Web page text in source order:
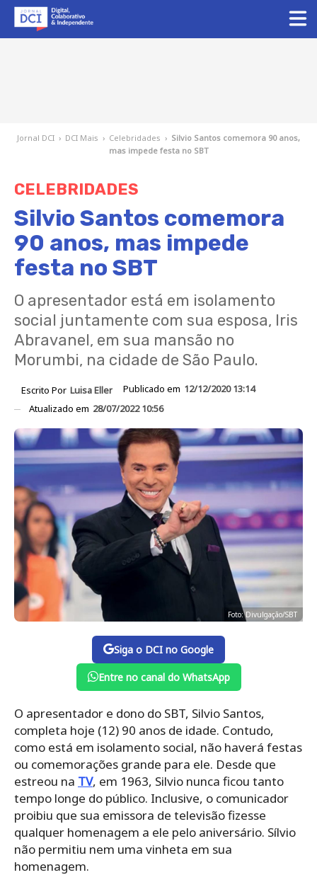
Jornal DCI › DCI Mais › Celebridades › Silvio Santos comemora 90 anos,
mas impede festa no SBT
CELEBRIDADES
Silvio Santos comemora
90 anos, mas impede
festa no SBT
O apresentador está em isolamento
social juntamente com sua esposa, Iris
Abravanel, em sua mansão no
Morumbi, na cidade de São Paulo.
Escrito Por Luisa Eller Publicado em 12/12/2020 13:14
Atualizado em 28/07/2022 10:56
Foto: Divulgação/SBT
Siga o DCI no Google
Entre no canal do WhatsApp
O apresentador e dono do SBT, Silvio Santos,
completa hoje (12) 90 anos de idade. Contudo,
como está em isolamento social, não haverá festas
ou comemorações grande para ele. Desde que
estreou na TV, em 1963, Silvio nunca ficou tanto
tempo longe do público. Inclusive, o comunicador
proibiu que sua emissora de televisão fizesse
qualquer homenagem a ele pelo aniversário. Sílvio
não permitiu nem uma vinheta em sua
homenagem.